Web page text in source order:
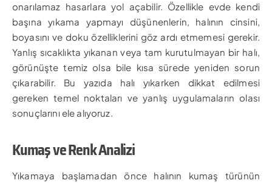
onarılamaz hasarlara yol açabilir. Özellikle evde kendi
başına yıkama yapmayı düşünenlerin, halının cinsini,
boyasını ve doku özelliklerini göz ardı etmemesi gerekir.
Yanlış sıcaklıkta yıkanan veya tam kurutulmayan bir halı,
görünüşte temiz olsa bile kısa sürede yeniden sorun
çıkarabilir. Bu yazıda halı yıkarken dikkat edilmesi
gereken temel noktaları ve yanlış uygulamaların olası
sonuçlarını ele alıyoruz.
Kumaş ve Renk Analizi
Yıkamaya başlamadan önce halının kumaş türünün